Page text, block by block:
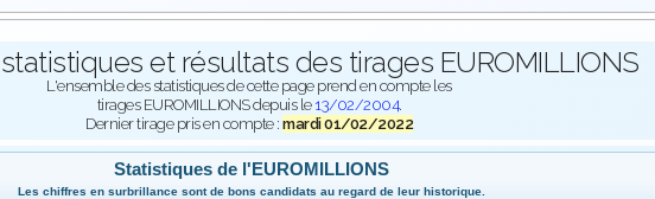
et résultats des tirages EUROMILLIONS
L'ensemble des statistiques de cette page prend en compte les
tirages EUROMILLIONS depuis le 13/02/2004.
Dernier tirage pris en compte : mardi 01/02/2022
Statistiques de l'EUROMILLIONS
Les chiffres en surbrillance sont de bons candidats au regard de leur historique.